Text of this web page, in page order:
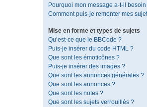
Pourquoi mon message a-t-il
Comment puis-je remonter mes
Mise en forme et types de sujets
Qu’est-ce que le BBCode ?
Puis-je insérer du code HTML ?
Que sont les émoticônes ?
Puis-je insérer des images ?
Que sont les annonces générales ?
Que sont les annonces ?
Que sont les notes ?
Que sont les sujets verrouillés ?